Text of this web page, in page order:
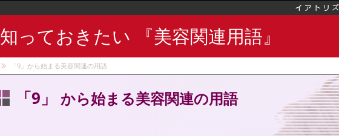
知っておきたい 『美容関連用語』
「9」から始まる美容関連の用語
「9」 から始まる美容関連の用語